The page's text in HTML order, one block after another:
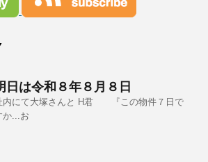
日は令和８年８月８日
内にて大塚さんと H君 『この物件７日で
か...お